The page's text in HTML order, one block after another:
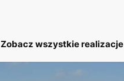
Zobacz wszystkie realizacje